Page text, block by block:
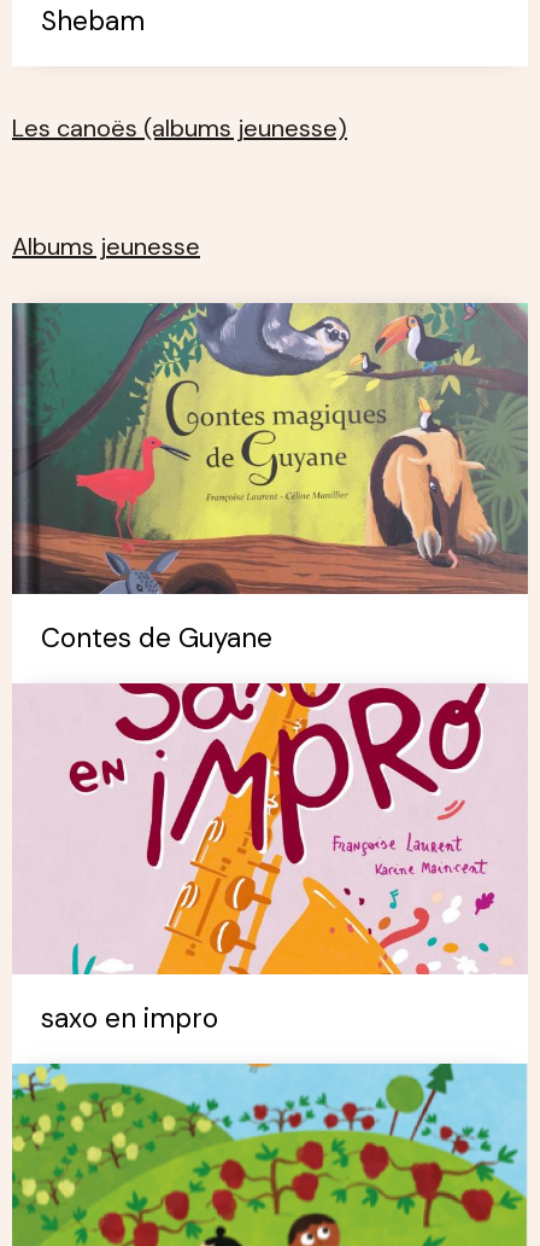
Shebam
Les canoës (albums jeunesse)
Albums jeunesse
Contes de Guyane
saxo en impro